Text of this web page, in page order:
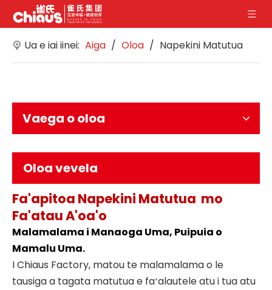
Ua e iai iinei: Aiga / Oloa / Napekini Matutua
Vaega o oloa
Oloa vevela
Fa'apitoa Napekini Matutua mo
Fa'atau A'oa'o
Malamalama i Manaoga Uma, Puipuia o
Mamalu Uma.
I Chiaus Factory, matou te malamalama o le
tausiga a tagata matutua e faʻalautele atu i tua atu